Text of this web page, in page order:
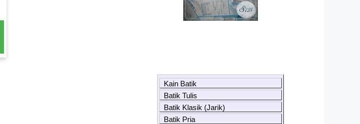
Kain Batik
Batik Tulis
Batik Klasik (Jarik)
Batik Pria